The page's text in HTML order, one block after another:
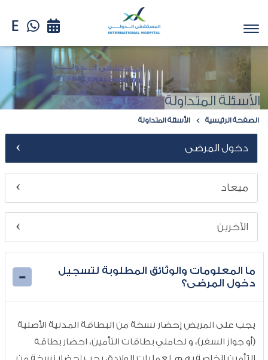
الأسئلة المتداولة
الصفحة الرئيسية الأسئلة المتداولة
دخول المرضى
ميعاد
الآخرين
ما المعلومات والوثائق المطلوبة لتسجيل
دخول المرضى؟